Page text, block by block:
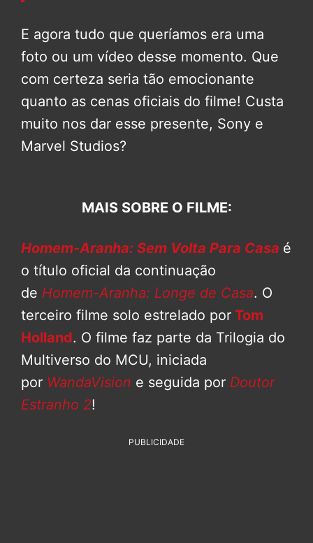
E agora tudo que queríamos era uma
foto ou um vídeo desse momento. Que
com certeza seria tão emocionante
quanto as cenas oficiais do filme! Custa
muito nos dar esse presente, Sony e
Marvel Studios?
MAIS SOBRE O FILME:
Homem-Aranha: Sem Volta Para Casa é
o título oficial da continuação
de Homem-Aranha: Longe de Casa. O
terceiro filme solo estrelado por Tom
Holland. O filme faz parte da Trilogia do
Multiverso do MCU, iniciada
por WandaVision e seguida por Doutor
Estranho 2!
PUBLICIDADE